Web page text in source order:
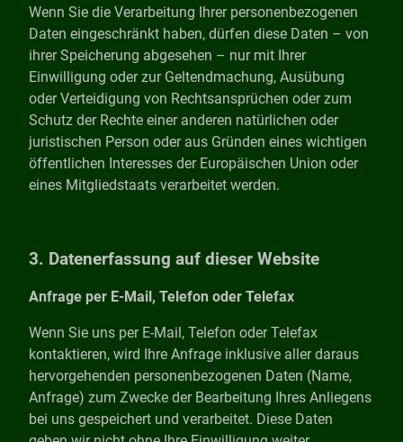
Wenn Sie die Verarbeitung Ihrer personenbezogenen
Daten eingeschränkt haben, dürfen diese Daten – von
ihrer Speicherung abgesehen – nur mit Ihrer
Einwilligung oder zur Geltendmachung, Ausübung
oder Verteidigung von Rechtsansprüchen oder zum
Schutz der Rechte einer anderen natürlichen oder
juristischen Person oder aus Gründen eines wichtigen
öffentlichen Interesses der Europäischen Union oder
eines Mitgliedstaats verarbeitet werden.
3. Datenerfassung auf dieser Website
Anfrage per E-Mail, Telefon oder Telefax
Wenn Sie uns per E-Mail, Telefon oder Telefax
kontaktieren, wird Ihre Anfrage inklusive aller daraus
hervorgehenden personenbezogenen Daten (Name,
Anfrage) zum Zwecke der Bearbeitung Ihres Anliegens
bei uns gespeichert und verarbeitet. Diese Daten